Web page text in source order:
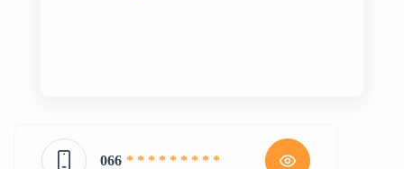
066 * * * * * * * * *